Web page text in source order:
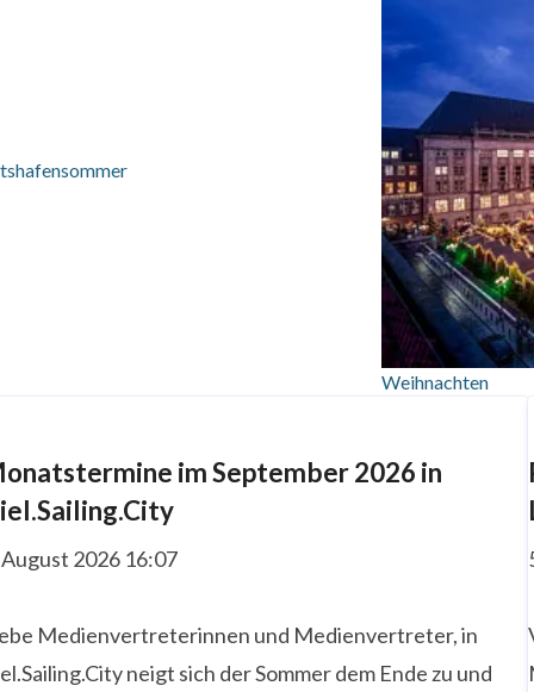
Weihnachten
im September 2026 in
2026 16:07
Medienvertreterinnen und Medienvertreter, in
neigt sich der Sommer dem Ende zu und